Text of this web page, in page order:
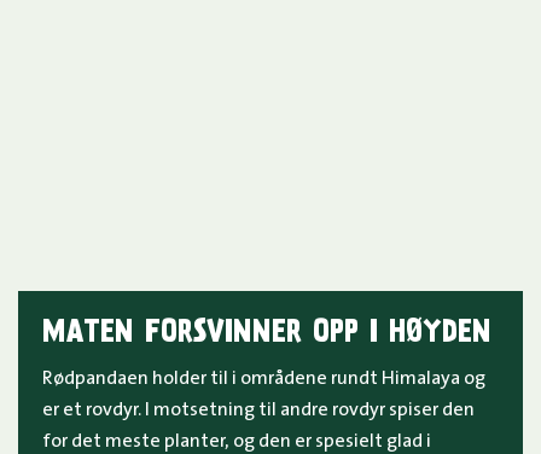
MATEN FORSVINNER OPP I HØYDEN
Rødpandaen holder til i områdene rundt Himalaya og
er et rovdyr. I motsetning til andre rovdyr spiser den
for det meste planter, og den er spesielt glad i